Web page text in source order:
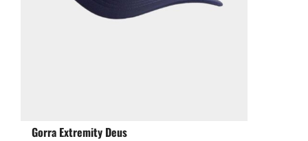
Gorra Extremity Deus